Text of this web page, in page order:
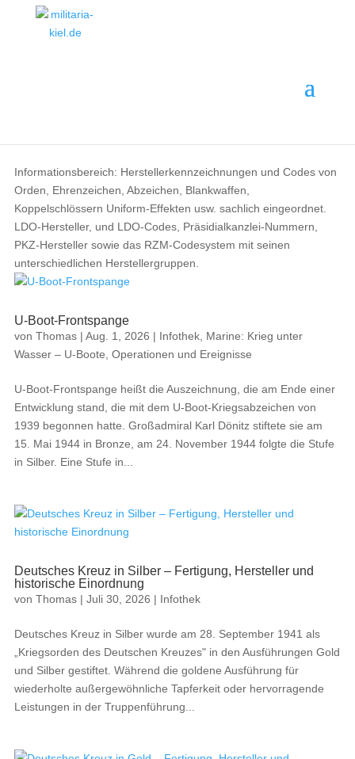
Infothek
Informationsbereich: Herstellerkennzeichnungen und Codes von
Orden, Ehrenzeichen, Abzeichen, Blankwaffen,
Koppelschlössern Uniform-Effekten usw. sachlich eingeordnet.
LDO-Hersteller, und LDO-Codes, Präsidialkanzlei-Nummern,
PKZ-Hersteller sowie das RZM-Codesystem mit seinen
unterschiedlichen Herstellergruppen.
U-Boot-Frontspange
von Thomas| Aug. 1, 2026 | Infothek, Marine: Krieg unter
Wasser – U-Boote, Operationen und Ereignisse
U-Boot-Frontspange heißt die Auszeichnung, die am Ende einer
Entwicklung stand, die mit dem U-Boot-Kriegsabzeichen von
1939 begonnen hatte. Großadmiral Karl Dönitz stiftete sie am
15. Mai 1944 in Bronze, am 24. November 1944 folgte die Stufe
in Silber. Eine Stufe in...
Deutsches Kreuz in Silber – Fertigung, Hersteller und
historische Einordnung
von Thomas| Juli 30, 2026 | Infothek
Deutsches Kreuz in Silber wurde am 28. September 1941 als
„Kriegsorden des Deutschen Kreuzes" in den Ausführungen Gold
und Silber gestiftet. Während die goldene Ausführung für
wiederholte außergewöhnliche Tapferkeit oder hervorragende
Leistungen in der Truppenführung...